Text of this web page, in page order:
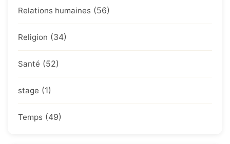
Relations humaines (56)
Religion (34)
Santé (52)
stage (1)
Temps (49)